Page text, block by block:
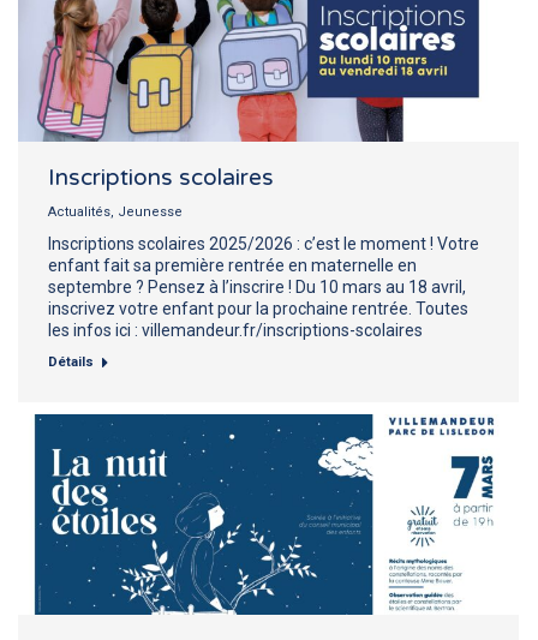
Inscriptions scolaires
Actualités, Jeunesse
Inscriptions scolaires 2025/2026 : c’est le moment ! Votre
enfant fait sa première rentrée en maternelle en
septembre ? Pensez à l’inscrire ! Du 10 mars au 18 avril,
inscrivez votre enfant pour la prochaine rentrée. Toutes
les infos ici : villemandeur.fr/inscriptions-scolaires
Détails